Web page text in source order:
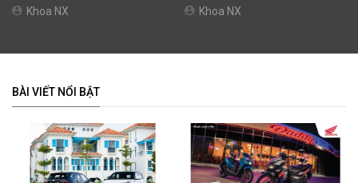
nghi, giá cạnh tranh
Khoa NX
cùng hệ thống ADAS hoàn
Khoa NX
BÀI VIẾT NỔI BẬT